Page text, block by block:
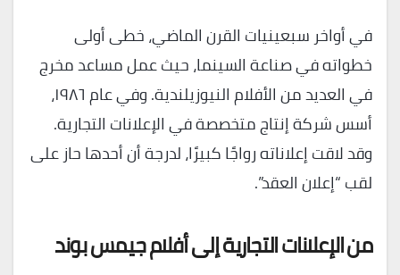
في أواخر سبعينيات القرن الماضي، خطى أولى
خطواته في صناعة السينما، حيث عمل مساعد مخرج
في العديد من الأفلام النيوزيلندية. وفي عام ١٩٨٦،
أسس شركة إنتاج متخصصة في الإعلانات التجارية.
وقد لاقت إعلاناته رواجًا كبيرًا، لدرجة أن أحدها حاز على
لقب “إعلان العقد”.
من الإعلانات التجارية إلى أفلام جيمس بوند